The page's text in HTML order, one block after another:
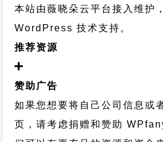
本站由薇晓朵云平台接入维护
WordPress 技术支持 。
推荐资源
赞助广告
如果您想要将自己公司信息或
页，请考虑捐赠和赞助